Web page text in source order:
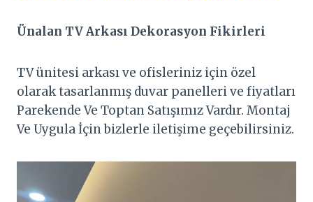
Ünalan TV Arkası Dekorasyon Fikirleri
TV ünitesi arkası ve ofisleriniz için özel
olarak tasarlanmış duvar panelleri ve fiyatları
Parekende Ve Toptan Satışımız Vardır. Montaj
Ve Uygula İçin bizlerle iletişime geçebilirsiniz.